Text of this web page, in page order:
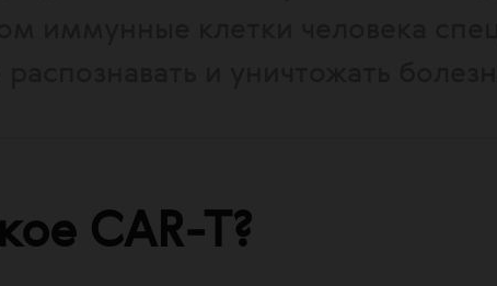
CAR-T?